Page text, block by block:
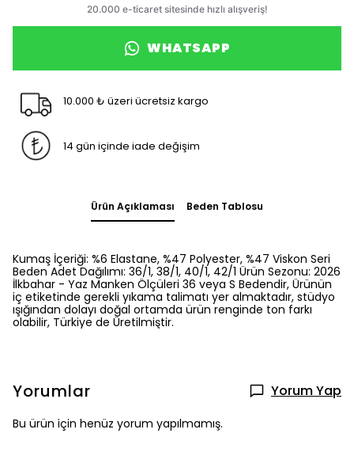
WHATSAPP
10.000 ₺ üzeri ücretsiz kargo
14 gün içinde iade değişim
Ürün Açıklaması Beden Tablosu
Kumaş İçeriği: %6 Elastane, %47 Polyester, %47 Viskon Seri
Beden Adet Dağılımı: 36/1, 38/1, 40/1, 42/1 Ürün Sezonu: 2026
İlkbahar - Yaz Manken Ölçüleri 36 veya S Bedendir, Ürünün
iç etiketinde gerekli yıkama talimatı yer almaktadır, stüdyo
ışığından dolayı doğal ortamda ürün renginde ton farkı
olabilir, Türkiye de Üretilmiştir.
Yorumlar Yorum Yap
Bu ürün için henüz yorum yapılmamış.